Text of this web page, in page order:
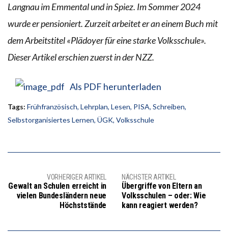
Langnau im Emmental und in Spiez. Im Sommer 2024
wurde er pensioniert. Zurzeit arbeitet er an einem Buch mit
dem Arbeitstitel «Plädoyer für eine starke Volksschule».
Dieser Artikel erschien zuerst in der NZZ.
Als PDF herunterladen
Tags: Frühfranzösisch, Lehrplan, Lesen, PISA, Schreiben,
Selbstorganisiertes Lernen, ÜGK, Volksschule
VORHERIGER ARTIKEL
Gewalt an Schulen erreicht in
vielen Bundesländern neue
Höchststände
NÄCHSTER ARTIKEL
Übergriffe von Eltern an
Volksschulen – oder: Wie
kann reagiert werden?